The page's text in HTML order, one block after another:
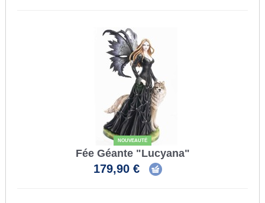
NOUVEAUTÉ
Fée Géante "Lucyana"
179,90 €